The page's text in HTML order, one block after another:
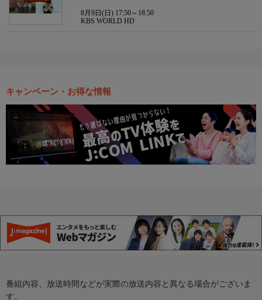
8月9日(日) 17:50～18:50
KBS WORLD HD
キャンペーン・お得な情報
番組内容、放送時間などが実際の放送内容と異なる場合がございま
す。